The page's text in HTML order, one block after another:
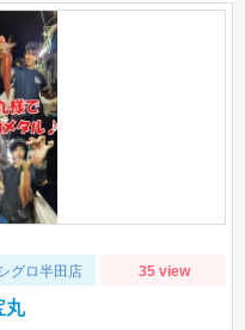
グロ半田店 35 view
丸